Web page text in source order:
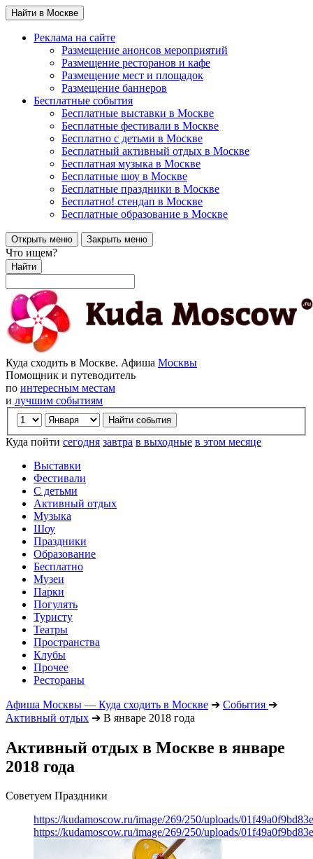
Найти в Москве
Реклама на сайте
Размещение анонсов мероприятий
Размещение ресторанов и кафе
Размещение мест и площадок
Размещение баннеров
Бесплатные события
Бесплатные выставки в Москве
Бесплатные фестивали в Москве
Бесплатно с детьми в Москве
Бесплатный активный отдых в Москве
Бесплатная музыка в Москве
Бесплатные шоу в Москве
Бесплатные праздники в Москве
Бесплатно! стендап в Москве
Бесплатные образование в Москве
Открыть меню Закрыть меню
Что ищем?
Найти
Куда сходить в Москве. Афиша Москвы
Помощник и путеводитель
по интересным местам
и лучшим событиям
Куда пойти сегодня завтра в выходные в этом месяце
Выставки
Фестивали
С детьми
Активный отдых
Музыка
Шоу
Праздники
Образование
Бесплатно
Музеи
Парки
Погулять
Туристу
Театры
Пространства
Клубы
Прочее
Рестораны
Афиша Москвы — Куда сходить в Москве ➔ События ➔
Активный отдых ➔ В январе 2018 года
Активный отдых в Москве в январе
2018 года
Советуем Праздники
https://kudamoscow.ru/image/269/250/uploads/
https://kudamoscow.ru/image/269/250/uploads/